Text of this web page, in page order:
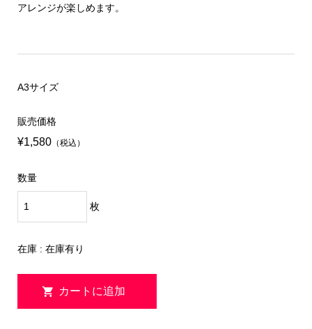
アレンジが楽しめます。
A3サイズ
販売価格
¥1,580（税込）
数量
枚
在庫 : 在庫有り